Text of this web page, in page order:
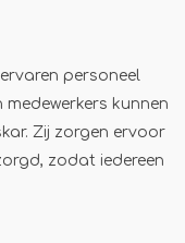
personeel
kunnen
Zij zorgen ervoor
zodat iedereen